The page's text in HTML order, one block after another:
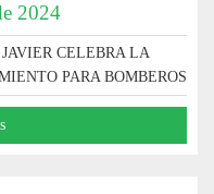
2024
CELEBRA LA
PARA BOMBEROS